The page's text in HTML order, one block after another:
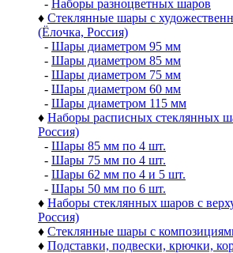
- Наборы разноцветных шаров
♦ Стеклянные шары с
(Ёлочка, Россия)
- Шары диаметром 95 мм
- Шары диаметром 85 мм
- Шары диаметром 75 мм
- Шары диаметром 60 мм
- Шары диаметром 115 мм
♦ Наборы расписных стеклянных
Россия)
- Шары 85 мм по 4 шт.
- Шары 75 мм по 4 шт.
- Шары 62 мм по 4 и 5 шт.
- Шары 50 мм по 6 шт.
♦ Наборы стеклянных шаров с
Россия)
♦ Стеклянные шары с
♦ Подставки, подвески, крючки,